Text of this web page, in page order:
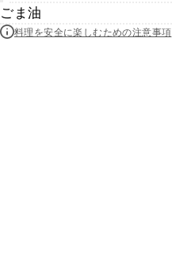
ごま油
料理を安全に楽しむための注意事項